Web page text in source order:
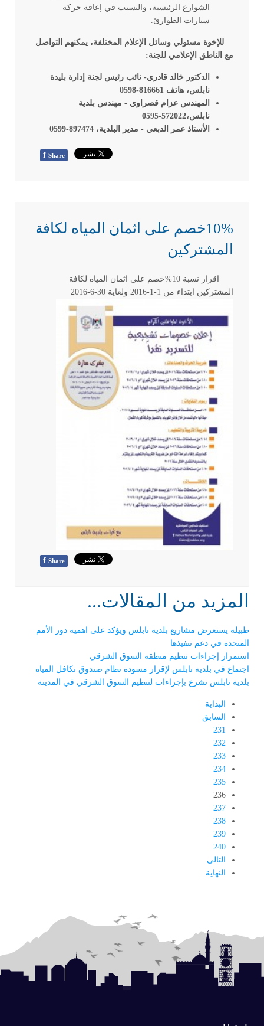
الشوارع الرئيسية، والتسبب في إعاقة حركة
سيارات الطوارئ.
للإخوة مسئولي وسائل الإعلام المختلفة، يمكنهم التواصل
مع الناطق الإعلامي للجنة:
الدكتور خالد قادري- نائب رئيس لجنة إدارة بليدة
نابلس، هاتف 816661-0598
المهندس عزام قصراوي - مهندس بلدية
نابلس،572022-0595
الأستاذ عمر الدبعي - مدير البلدية، 897474-0599
f Share
10%خصم على اثمان المياه لكافة
المشتركين
اقرار نسبة 10%خصم على اثمان المياه لكافة
المشتركين ابتداء من 1-1-2016 ولغاية 30-6-2016
f Share
المزيد من المقالات...
طبيلة يستعرض مشاريع بلدية نابلس ويؤكد على اهمية دور الأمم
المتحدة في دعم تنفيذها
استمرار إجراءات تنظيم منطقة السوق الشرقي
اجتماع في بلدية نابلس لإقرار مسودة نظام صندوق تكافل المياه
بلدية نابلس تشرع بإجراءات لتنظيم السوق الشرقي في المدينة
البداية
السابق
231
232
233
234
235
236
237
238
239
240
التالي
النهاية